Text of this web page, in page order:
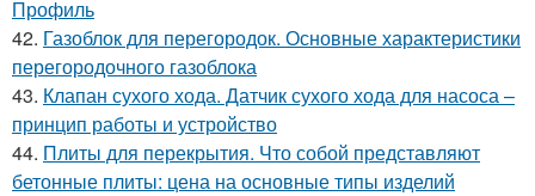
Профиль
42. Газоблок для перегородок. Основные характеристики
перегородочного газоблока
43. Клапан сухого хода. Датчик сухого хода для насоса –
принцип работы и устройство
44. Плиты для перекрытия. Что собой представляют
бетонные плиты: цена на основные типы изделий